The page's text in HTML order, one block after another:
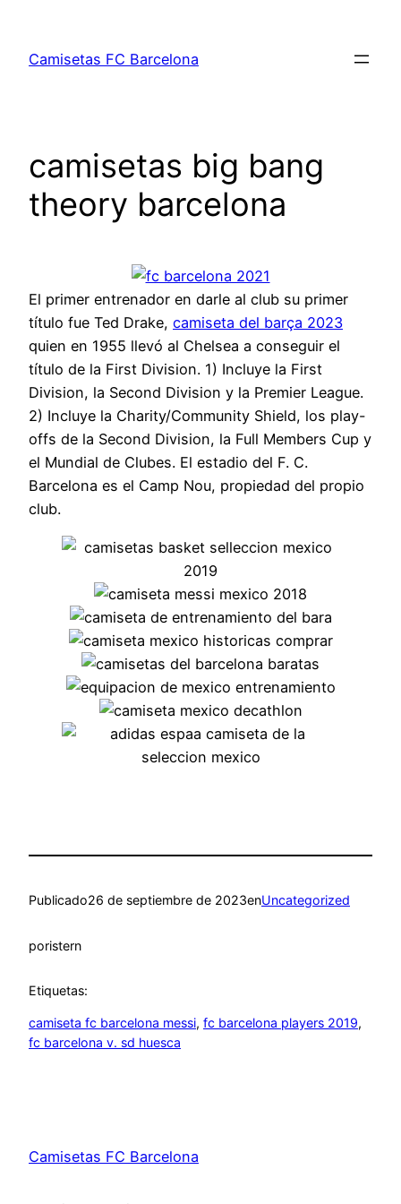
contenido
Camisetas FC Barcelona
camisetas big bang
theory barcelona
El primer entrenador en darle al club su primer
título fue Ted Drake, camiseta del barça 2023
quien en 1955 llevó al Chelsea a conseguir el
título de la First Division. 1) Incluye la First
Division, la Second Division y la Premier League.
2) Incluye la Charity/Community Shield, los play-
offs de la Second Division, la Full Members Cup y
el Mundial de Clubes. El estadio del F. C.
Barcelona es el Camp Nou, propiedad del propio
club.
Publicado26 de septiembre de 2023enUncategorized
poristern
Etiquetas:
camiseta fc barcelona messi, fc barcelona players 2019
fc barcelona v. sd huesca
Camisetas FC Barcelona